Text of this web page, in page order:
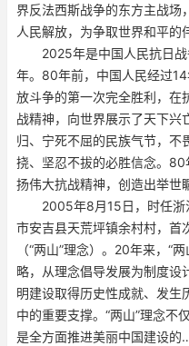
界反法西斯战争的东方主战场
人民解放，为争取世界和平的
2025年是中国人民抗日战
年。80年前，中国人民经过
放斗争的第一次完全胜利，在
战精神，向世界展示了天下兴
归、宁死不屈的民族气节，不
挠、坚忍不拔的必胜信念。
扬伟大抗战精神，创造出举世
2005年8月15日，时任浙
市安吉县天荒坪镇余村村，首
（“两山”理念）。20年来，“
略，从理念倡导发展为制度设
明建设取得历史性成就、发生
中的重要支撑。“两山”理念不
是全方面推进美丽中国建设的